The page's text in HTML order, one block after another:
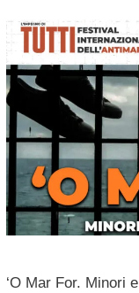
‘O Mar For. Minori